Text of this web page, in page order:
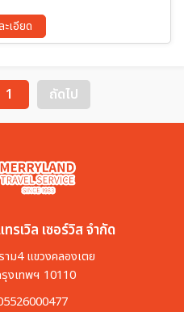
เอียด
1 ถัดไป
รเวิล เซอร์วิส จำกัด
ม4 แขวงคลองเตย
งเทพฯ 10110